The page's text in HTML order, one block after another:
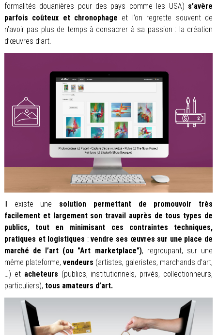
formalités douanières pour des pays comme les USA) s’avère
parfois coûteux et chronophage et l’on regrette souvent de
n’avoir pas plus de temps à consacrer à sa passion : la création
d’œuvres d’art.
Il existe une solution permettant de promouvoir très
facilement et largement son travail auprès de tous types de
publics, tout en minimisant ces contraintes techniques,
pratiques et logistiques :vendre ses œuvres sur une place de
marché de l’art (ou "Art marketplace"), regroupant, sur une
même plateforme, vendeurs (artistes, galeristes, marchands d’art,
…) et acheteurs (publics, institutionnels, privés, collectionneurs,
particuliers), tous amateurs d’art.